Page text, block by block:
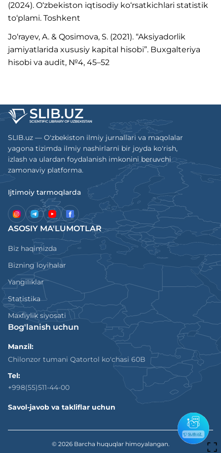
(2024). O‘zbekiston iqtisodiy ko‘rsatkichlari statistik
to‘plami. Toshkent
Jo‘rayev, A. & Qosimova, S. (2021). “Aksiyadorlik
jamiyatlarida xususiy kapital hisobi”. Buxgalteriya
hisobi va audit, №4, 45–52
SLIB.uz — O'zbekiston ilmiy jurnallari va maqolalar
yagona tizimda ilmiy nashirlarni bir joyda ko'rish,
izlash va ulardan foydalanish imkonini beruvchi
zamonaviy platforma.
Ijtimoiy tarmoqlarda
ASOSIY MA'LUMOTLAR
Biz haqimizda
Bizning loyihalar
Yangiliklar
Statistika
Maxfiylik siyosati
Bog'lanish uchun
Manzil:
Chilonzor tumani Qatortol ko'chasi 60B
Tel:
+998(55)511-44-00
Savol-javob va takliflar uchun
© 2026 Barcha huquqlar himoyalangan.